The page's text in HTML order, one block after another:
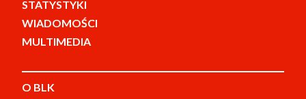
STATYSTYKI
WIADOMOŚCI
MULTIMEDIA
O BLK